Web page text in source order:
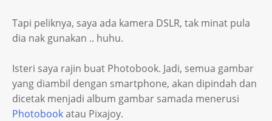
Tapi peliknya, saya ada kamera DSLR, tak minat pula
dia nak gunakan .. huhu.
Isteri saya rajin buat Photobook. Jadi, semua gambar
yang diambil dengan smartphone, akan dipindah dan
dicetak menjadi album gambar samada menerusi
Photobookatau Pixajoy.